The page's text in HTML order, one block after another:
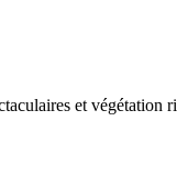
et végétation